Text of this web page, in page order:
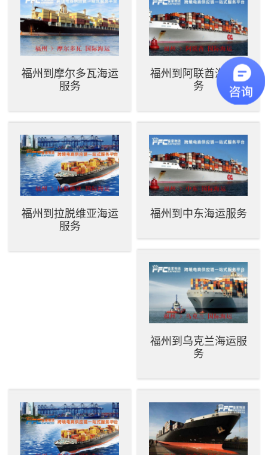
福州到摩尔多瓦海运
服务
福州到阿联酋海运服
务
福州到拉脱维亚海运
服务
福州到中东海运服务
福州到乌克兰海运服
务